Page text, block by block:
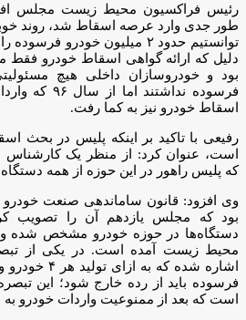
رئیس فراکسیون محیط زیست مجلس
طور جدی وارد عرصه اسقاط شد، روند
توانستیم حدود ۲ میلیون خودرو
دلیل که ارائه گواهی اسقاط خودرو فقط
بود و خودروسازان داخلی هیچ
فرسوده
اسقاط خودرو نیز به کما رفت.
رفیعی با تاکید بر اینکه پلیس در بحث
است، عنوان کرد: از منظر یک
که پلیس راهور در این حوزه از همه
وی افزود: قانون ساماندهی صنعت
بود که مجلس یازدهم آن را تصویب
دستگاه‌ها در حوزه خودرو مشخص شده
اشاره شده که
فرسوده باید از رده خارج شود؛ این
است که بعد از ممنوعیت واردات خودرو